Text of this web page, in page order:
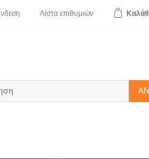
Λίστα επιθυμιών